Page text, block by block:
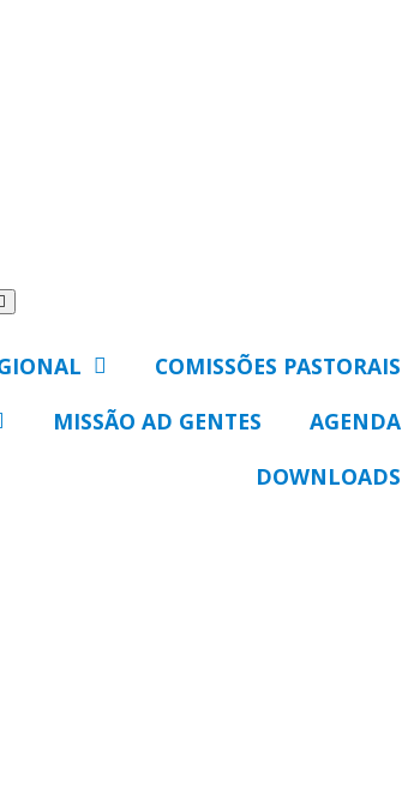
COMISSÕES PASTORAIS
MISSÃO AD GENTES
AGENDA
DOWNLOADS